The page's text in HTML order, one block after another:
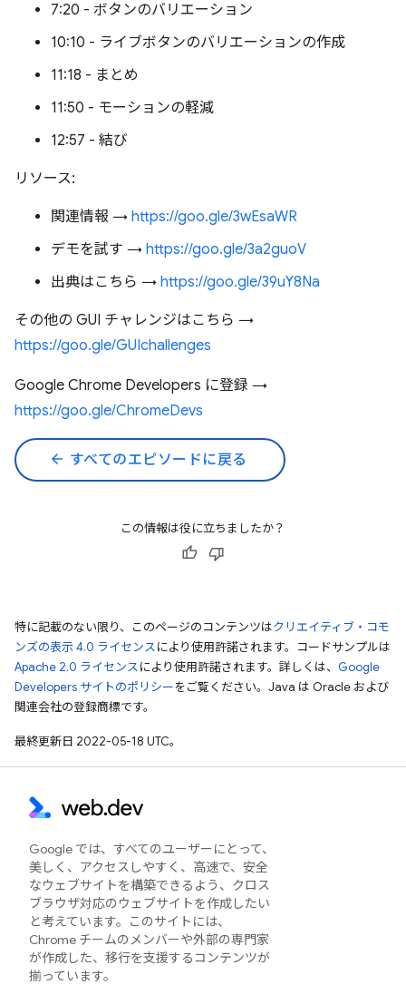
7:20 - ボタンのバリエーション
10:10 - ライブボタンのバリエーションの作成
11:18 - まとめ
11:50 - モーションの軽減
12:57 - 結び
リソース:
関連情報 → https://goo.gle/3wEsaWR
デモを試す → https://goo.gle/3a2guoV
出典はこちら → https://goo.gle/39uY8Na
その他の GUI チャレンジはこちら →
https://goo.gle/GUIchallenges
Google Chrome Developers に登録 →
https://goo.gle/ChromeDevs
arrow_back すべてのエピソードに戻る
この情報は役に立ちましたか？
特に記載のない限り、このページのコンテンツはクリエイティブ・コモ
ンズの表示 4.0 ライセンスにより使用許諾されます。コードサンプルは
Apache 2.0 ライセンスにより使用許諾されます。詳しくは、 Google
Developers サイトのポリシーをご覧ください。Java は Oracle および
関連会社の登録商標です。
最終更新日 2022-05-18 UTC。
Google では、すべてのユーザーにとって、
美しく、アクセスしやすく、高速で、安全
なウェブサイトを構築できるよう、クロス
ブラウザ対応のウェブサイトを作成したい
と考えています。このサイトには、
Chrome チームのメンバーや外部の専門家
が作成した、移行を支援するコンテンツが
揃っています。